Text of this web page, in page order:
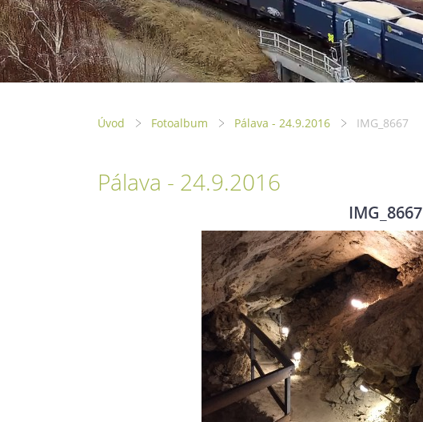
Úvod Fotoalbum Pálava - 24.9.2016 IMG_8667
Pálava - 24.9.2016
IMG_8667